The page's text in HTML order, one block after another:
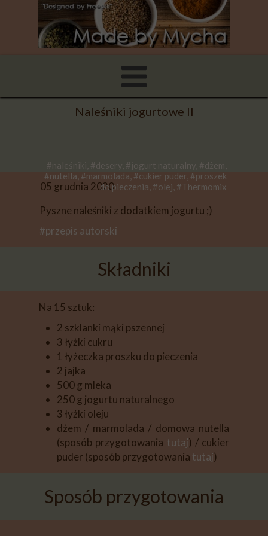
#naleśniki, #desery, #jogurt naturalny, #dżem,
#nutella, #marmolada, #cukier puder, #proszek
do pieczenia, #olej, #Thermomix
05 grudnia 2020
Naleśniki jogurtowe II
Pyszne naleśniki z dodatkiem jogurtu ;)
#przepis autorski
Składniki
Na 15 sztuk:
2 szklanki mąki pszennej
3 łyżki cukru
1 łyżeczka proszku do pieczenia
2 jajka
500 g mleka
250 g jogurtu naturalnego
3 łyżki oleju
dżem / marmolada / domowa nutella
(sposób przygotowania tutaj) / cukier
puder (sposób przygotowania tutaj)
Sposób przygotowania